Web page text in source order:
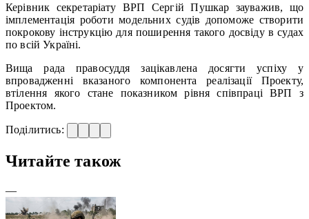
Керівник секретаріату ВРП Сергій Пушкар зауважив, що
імплементація роботи модельних судів допоможе створити
покрокову інструкцію для поширення такого досвіду в судах
по всій Україні.
Вища рада правосуддя зацікавлена досягти успіху у
впровадженні вказаного компонента реалізації Проекту,
втілення якого стане показником рівня співпраці ВРП з
Проектом.
Поділитись:
Читайте також
—